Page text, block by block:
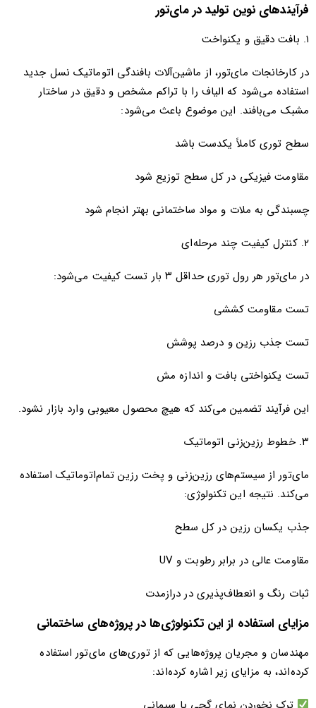
فرآیندهای نوین تولید در مای‌تور
۱. بافت دقیق و یکنواخت
در کارخانجات مای‌تور، از ماشین‌آلات بافندگی اتوماتیک نسل جدید
استفاده می‌شود که الیاف را با تراکم مشخص و دقیق در ساختار
مشبک می‌بافند. این موضوع باعث می‌شود:
سطح توری کاملاً یکدست باشد
مقاومت فیزیکی در کل سطح توزیع شود
چسبندگی به ملات و مواد ساختمانی بهتر انجام شود
۲. کنترل کیفیت چند مرحله‌ای
در مای‌تور هر رول توری حداقل ۳ بار تست کیفیت می‌شود:
تست مقاومت کششی
تست جذب رزین و درصد پوشش
تست یکنواختی بافت و اندازه مش
این فرآیند تضمین می‌کند که هیچ محصول معیوبی وارد بازار نشود.
۳. خطوط رزین‌زنی اتوماتیک
مای‌تور از سیستم‌های رزین‌زنی و پخت رزین تمام‌اتوماتیک استفاده
می‌کند. نتیجه این تکنولوژی:
جذب یکسان رزین در کل سطح
مقاومت عالی در برابر رطوبت و UV
ثبات رنگ و انعطاف‌پذیری در درازمدت
مزایای استفاده از این تکنولوژی‌ها در پروژه‌های ساختمانی
مهندسان و مجریان پروژه‌هایی که از توری‌های مای‌تور استفاده
کرده‌اند، به مزایای زیر اشاره کرده‌اند: